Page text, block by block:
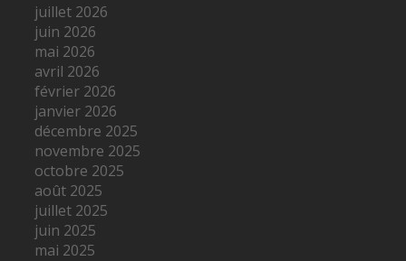
juillet 2026
juin 2026
mai 2026
avril 2026
février 2026
janvier 2026
décembre 2025
novembre 2025
octobre 2025
août 2025
juillet 2025
juin 2025
mai 2025